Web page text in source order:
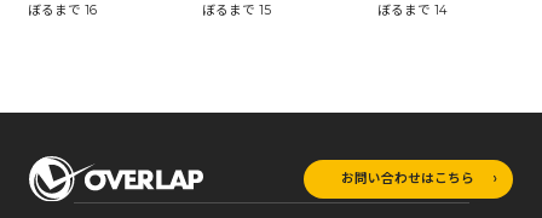
ぼるまで 16
ぼるまで 15
ぼるまで 14
お問い合わせはこちら